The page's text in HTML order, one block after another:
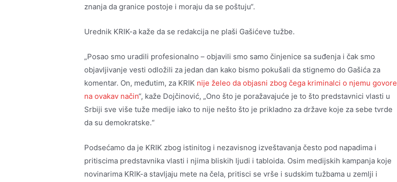
znanja da granice postoje i moraju da se poštuju“.
Urednik KRIK-a kaže da se redakcija ne plaši Gašićeve tužbe.
„Posao smo uradili profesionalno – objavili smo samo činjenice sa suđenja i čak smo
objavljivanje vesti odložili za jedan dan kako bismo pokušali da stignemo do Gašića za
komentar. On, međutim, za KRIK nije želeo da objasni zbog čega kriminalci o njemu govore
na ovakav način“, kaže Dojčinović, „Ono što je poražavajuće je to što predstavnici vlasti u
Srbiji sve više tuže medije iako to nije nešto što je prikladno za države koje za sebe tvrde
da su demokratske.“
Podsećamo da je KRIK zbog istinitog i nezavisnog izveštavanja često pod napadima i
pritiscima predstavnika vlasti i njima bliskih ljudi i tabloida. Osim medijskih kampanja koje
novinarima KRIK-a stavljaju mete na čela, pritisci se vrše i sudskim tužbama u zemlji i